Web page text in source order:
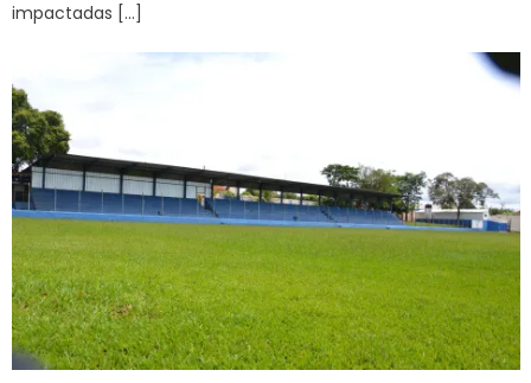
impactadas […]